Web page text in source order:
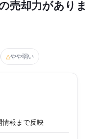
売却力がありま
△やや弱い
情報まで反映